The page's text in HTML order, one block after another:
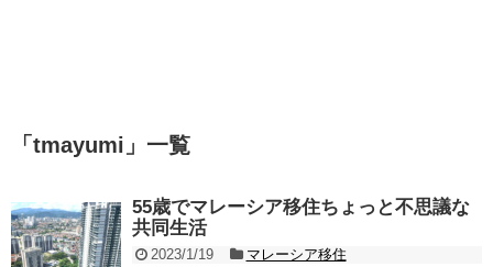
「 tmayumi 」 一覧
55歳でマレーシア移住ちょっと不思議な
共同生活
2023/1/19
マレーシア移住